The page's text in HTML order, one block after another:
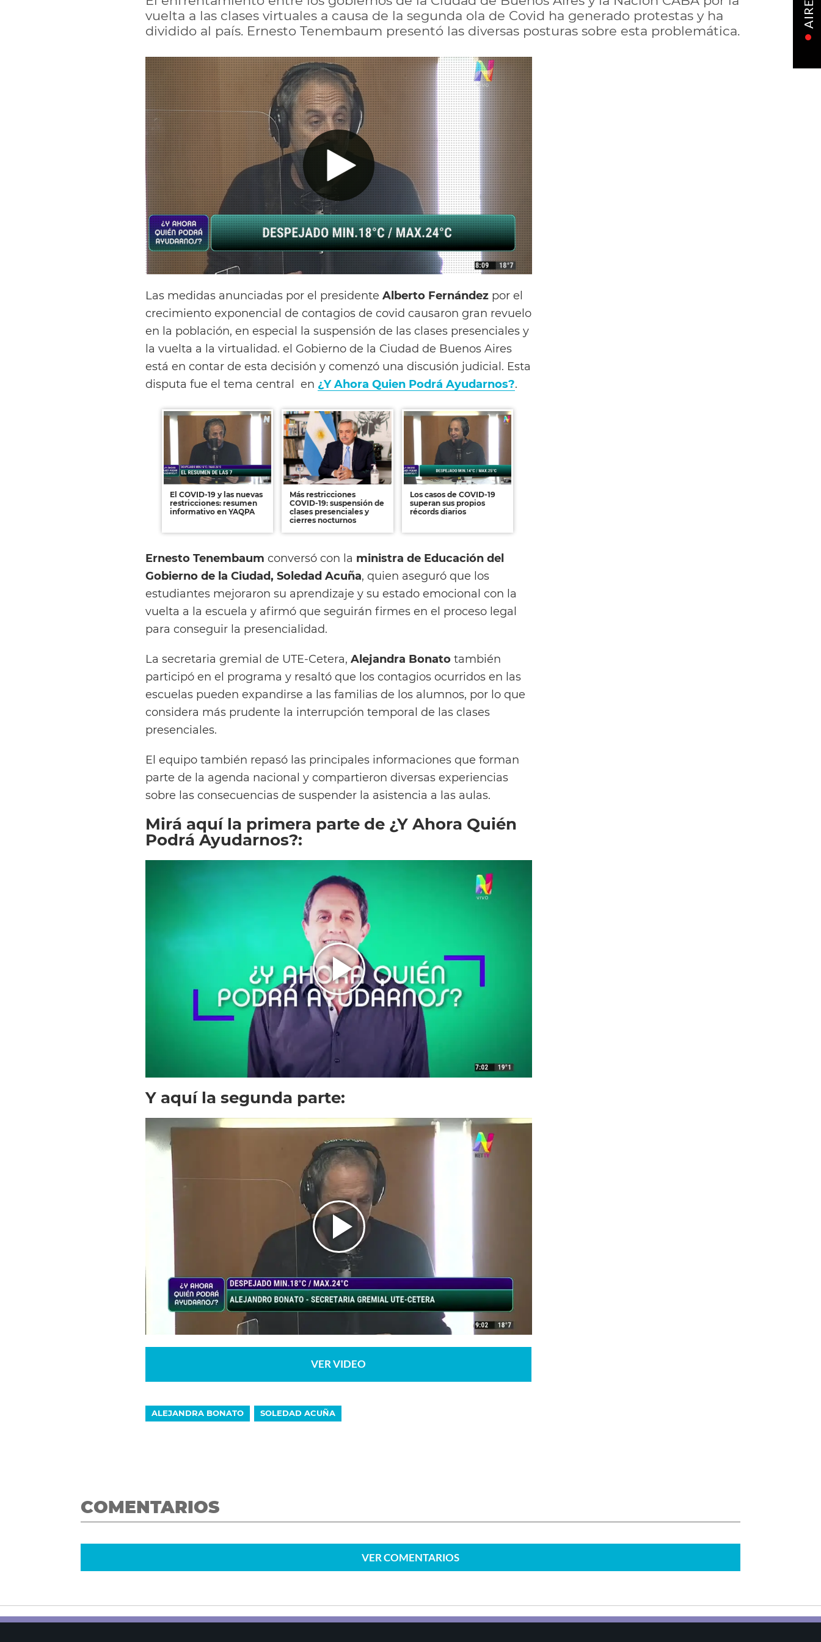
vuelta a las clases virtuales a causa de la segunda ola de Covid ha generado protestas y ha
dividido al país. Ernesto Tenembaum presentó las diversas posturas sobre esta problemática.
Las medidas anunciadas por el presidente Alberto Fernández por el
crecimiento exponencial de contagios de covid causaron gran revuelo
en la población, en especial la suspensión de las clases presenciales y
la vuelta a la virtualidad. el Gobierno de la Ciudad de Buenos Aires
está en contar de esta decisión y comenzó una discusión judicial. Esta
disputa fue el tema central en ¿Y Ahora Quien Podrá Ayudarnos?.
El COVID-19 y las nuevas
restricciones: resumen
informativo en YAQPA
Más restricciones
COVID-19: suspensión de
clases presenciales y
cierres nocturnos
Los casos de COVID-19
superan sus propios
récords diarios
Ernesto Tenembaum conversó con la ministra de Educación del
Gobierno de la Ciudad, Soledad Acuña, quien aseguró que los
estudiantes mejoraron su aprendizaje y su estado emocional con la
vuelta a la escuela y afirmó que seguirán firmes en el proceso legal
para conseguir la presencialidad.
La secretaria gremial de UTE-Cetera, Alejandra Bonato también
participó en el programa y resaltó que los contagios ocurridos en las
escuelas pueden expandirse a las familias de los alumnos, por lo que
considera más prudente la interrupción temporal de las clases
presenciales.
El equipo también repasó las principales informaciones que forman
parte de la agenda nacional y compartieron diversas experiencias
sobre las consecuencias de suspender la asistencia a las aulas.
Mirá aquí la primera parte de ¿Y Ahora Quién
Podrá Ayudarnos?:
Y aquí la segunda parte:
VER VIDEO
ALEJANDRA BONATO SOLEDAD ACUÑA
COMENTARIOS
VERCOMENTARIOS
AIRE